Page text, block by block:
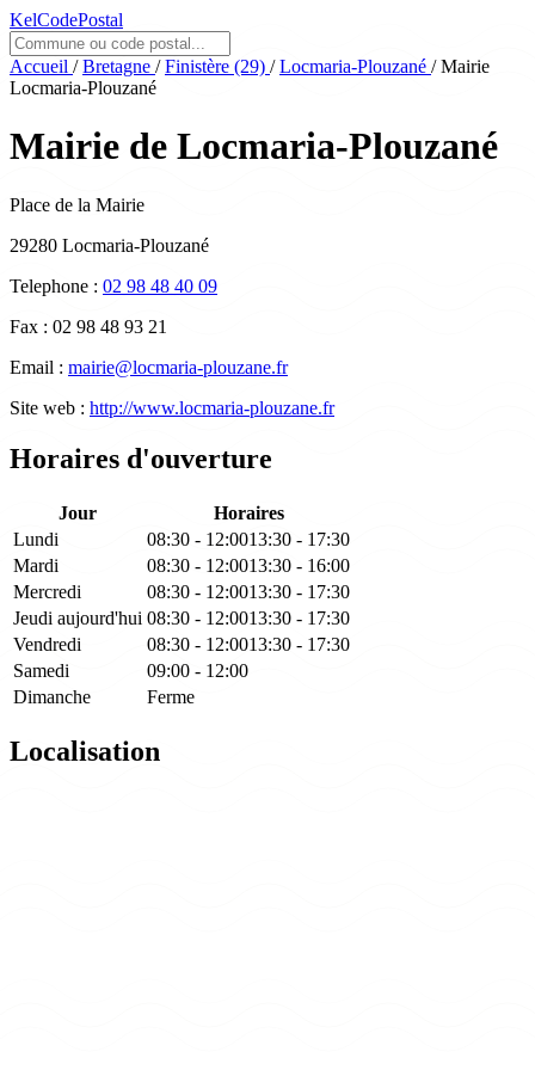
KelCodePostal
Accueil / Bretagne / Finistère (29) / Locmaria-Plouzané / Mairie
Locmaria-Plouzané
Mairie de Locmaria-Plouzané
Place de la Mairie
29280 Locmaria-Plouzané
Telephone : 02 98 48 40 09
Fax : 02 98 48 93 21
Email : mairie@locmaria-plouzane.fr
Site web : http://www.locmaria-plouzane.fr
Horaires d'ouverture
Jour
Horaires
Lundi
08:30 - 12:0013:30 - 17:30
Mardi
08:30 - 12:0013:30 - 16:00
Mercredi
08:30 - 12:0013:30 - 17:30
Jeudi aujourd'hui 08:30 - 12:0013:30 - 17:30
Vendredi
08:30 - 12:0013:30 - 17:30
Samedi
09:00 - 12:00
Dimanche
Ferme
Localisation